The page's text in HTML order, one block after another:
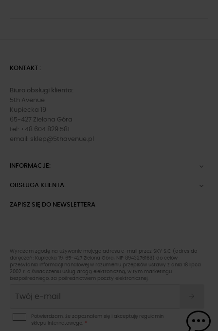
KONTAKT :
Biuro obsługi klienta:
5th Avenue
Kupiecka 19
65-427 Zielona Góra
tel: +48 604 829 581
email: sklep@5thavenue.pl
INFORMACJE: 
OBSŁUGA KLIENTA: 
ZAPISZ SIĘ DO NEWSLETTERA
Wyrażam zgodę na używanie mojego adresu e-mail przez SKY S.C (adres do
doręczeń: Kupiecka 19, 65-427 Zielona Góra, NIP 8943276168) do celów
przesyłania informacji handlowej w rozumieniu przepisów ustawy z dnia 18 lipca
2002 r. o świadczeniu usług drogą elektroniczną, w tym marketingu
bezpośredniego, za pośrednictwem poczty elektronicznej.
Potwierdzam, że zapoznałem się i akceptuję regulamin
sklepu internetowego. *